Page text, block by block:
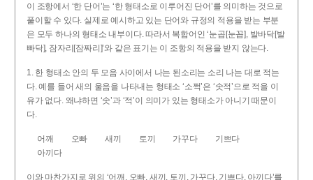
이 조항에서 ‘한 단어’는 ‘한 형태소로 이루어진 단어’를 의미하는 것으로
풀이할 수 있다. 실제로 예시하고 있는 단어와 규정의 적용을 받는 부분
은 모두 하나의 형태소 내부이다. 따라서 복합어인 ‘눈곱[눈꼽], 발바닥[발
빠닥], 잠자리[잠짜리]’와 같은 표기는 이 조항의 적용을 받지 않는다.
1. 한 형태소 안의 두 모음 사이에서 나는 된소리는 소리 나는 대로 적는
다. 예를 들어 새의 울음을 나타내는 형태소 ‘소쩍’은 ‘솟적’으로 적을 이
유가 없다. 왜냐하면 ‘솟’과 ‘적’이 의미가 있는 형태소가 아니기 때문이
다.
어깨 오빠 새끼 토끼 가꾸다
기쁘다
아끼다
이와 마찬가지로 위의 ‘어깨, 오빠, 새끼, 토끼, 가꾸다, 기쁘다, 아끼다’를